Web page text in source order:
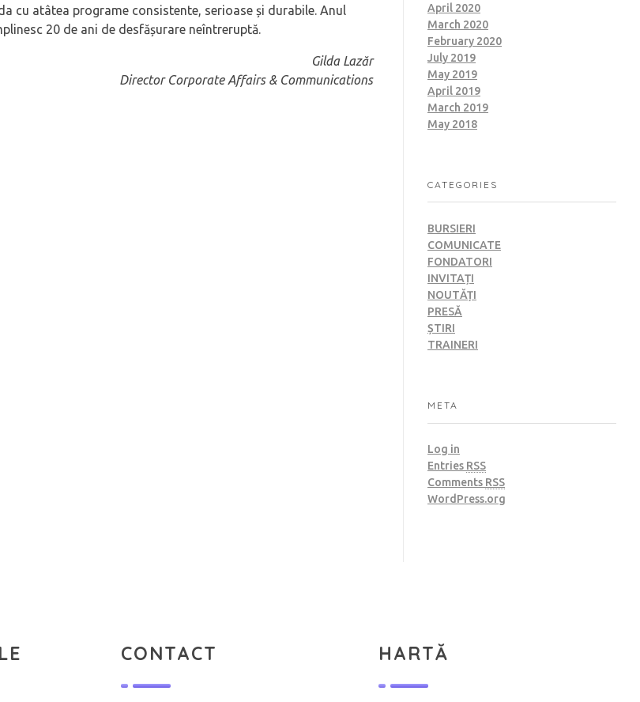
cu atâtea programe consistente, serioase și durabile. Anul
20 de ani de desfășurare neîntreruptă.
Gilda Lazăr
Director Corporate Affairs & Communications
April 2020
March 2020
February 2020
July 2019
May 2019
April 2019
March 2019
May 2018
CATEGORIES
BURSIERI
COMUNICATE
FONDATORI
INVITAȚI
NOUTĂȚI
PRESĂ
ȘTIRI
TRAINERI
META
Log in
Entries RSS
Comments RSS
WordPress.org
CONTACT HARTĂ